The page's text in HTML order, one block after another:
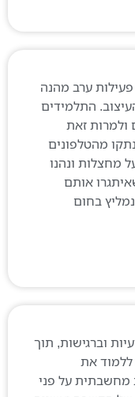
ערב מהנה
התלמידים
זאת
ונהנו
אותם
תוך
את
על פני